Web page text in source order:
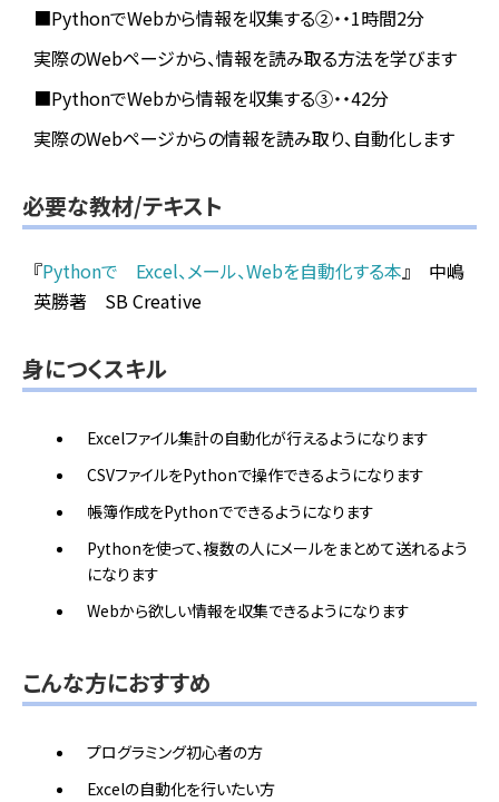
■PythonでWebから情報を収集する②・・1時間2分
実際のWebページから、情報を読み取る方法を学びます
■PythonでWebから情報を収集する③・・42分
実際のWebページからの情報を読み取り、自動化します
必要な教材/テキスト
『Pythonで Excel、メール、Webを自動化する本』 中嶋
英勝著 SB Creative
身につくスキル
Excelファイル集計の自動化が行えるようになります
CSVファイルをPythonで操作できるようになります
帳簿作成をPythonでできるようになります
Pythonを使って、複数の人にメールをまとめて送れるよう
になります
Webから欲しい情報を収集できるようになります
こんな方におすすめ
プログラミング初心者の方
Excelの自動化を行いたい方